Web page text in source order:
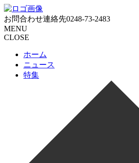
お問合わせ連絡先0248-73-2483
MENU
CLOSE
ホーム
ニュース
特集